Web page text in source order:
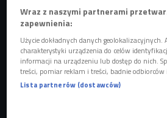
Igor Seider i Damian Sikorski w studiu Foto:
Wraz z naszymi partnerami
zapewnienia:
Użycie dokładnych danych geolokalizacyjnych.
charakterystyki urządzenia do celów
informacji na urządzeniu lub dostęp do nich.
treści, pomiar reklam i treści, badnie odbiorców
Lista partnerów (dostawców)